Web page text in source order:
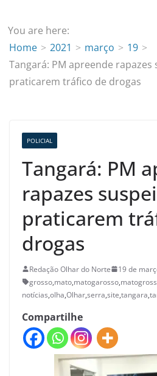
You are here:
Home
2021 março
19
Tangará: PM apreende rapazes
praticarem tráfico de drogas
POLICIAL
Tangará: PM
rapazes
praticarem
drogas
Redação Olhar do Norte 19 de
grosso,mato,matogarosso,
notícias,olha,Olhar,serra,site,tangara,
Compartilhe